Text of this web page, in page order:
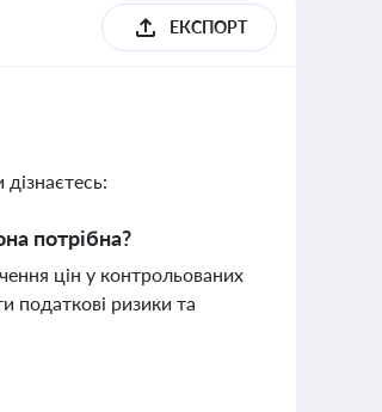
ЕКСПОРТ
потрібна?
цін у контрольованих
податкові ризики та